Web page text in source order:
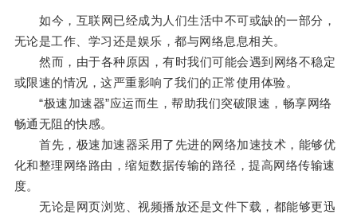
如今，互联网已经成为人们生活中不可或缺的一部分，
无论是工作、学习还是娱乐，都与网络息息相关。
然而，由于各种原因，有时我们可能会遇到网络不稳定
或限速的情况，这严重影响了我们的正常使用体验。
“极速加速器”应运而生，帮助我们突破限速，畅享网络
畅通无阻的快感。
首先，极速加速器采用了先进的网络加速技术，能够优
化和整理网络路由，缩短数据传输的路径，提高网络传输速
度。
无论是网页浏览、视频播放还是文件下载，都能够更迅